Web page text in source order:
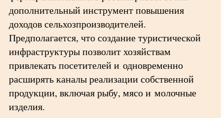
дополнительный инструмент повышения
доходов сельхозпроизводителей.
Предполагается, что создание туристической
инфраструктуры позволит хозяйствам
привлекать посетителей и одновременно
расширять каналы реализации собственной
продукции, включая рыбу, мясо и молочные
изделия.